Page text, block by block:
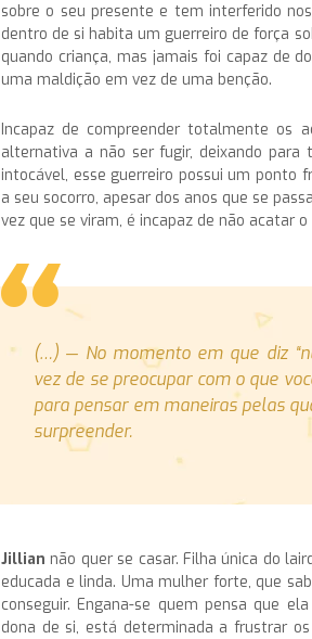
sobre o seu presente e tem interferido
dentro de si habita um guerreiro de força
quando criança, mas jamais foi capaz de
uma maldição em vez de uma benção.
Incapaz de compreender totalmente os
alternativa a não ser fugir, deixando
intocável, esse guerreiro possui um ponto
a seu socorro, apesar dos anos que se
vez que se viram, é incapaz de não acatar
(…) — No momento em que diz
vez de se preocupar com o que
para pensar em maneiras pelas
surpreender.
Jillian não quer se casar. Filha única do
educada e linda. Uma mulher forte, que
conseguir. Engana-se quem pensa que
dona de si, está determinada a frustrar